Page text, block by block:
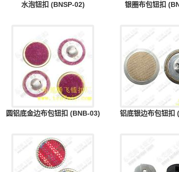
水泡钮扣 (BNSP-02) 银圈布包钮扣
圆铝底金边布包钮扣 (BNB-03) 铝底银边布包钮扣